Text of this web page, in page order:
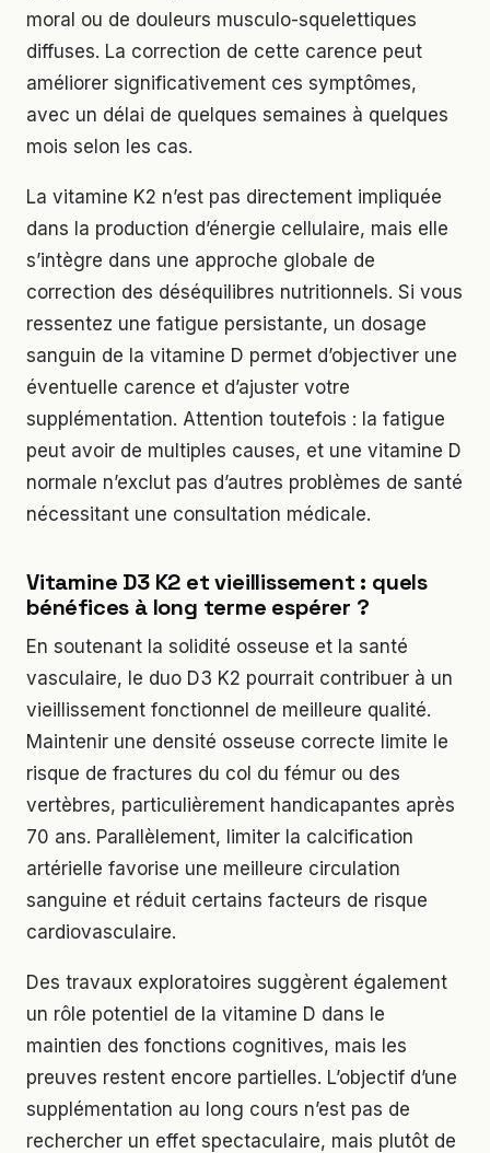
moral ou de douleurs musculo-squelettiques
diffuses. La correction de cette carence peut
améliorer significativement ces symptômes,
avec un délai de quelques semaines à quelques
mois selon les cas.
La vitamine K2 n’est pas directement impliquée
dans la production d’énergie cellulaire, mais elle
s’intègre dans une approche globale de
correction des déséquilibres nutritionnels. Si vous
ressentez une fatigue persistante, un dosage
sanguin de la vitamine D permet d’objectiver une
éventuelle carence et d’ajuster votre
supplémentation. Attention toutefois : la fatigue
peut avoir de multiples causes, et une vitamine D
normale n’exclut pas d’autres problèmes de santé
nécessitant une consultation médicale.
Vitamine D3 K2 et vieillissement : quels
bénéfices à long terme espérer ?
En soutenant la solidité osseuse et la santé
vasculaire, le duo D3 K2 pourrait contribuer à un
vieillissement fonctionnel de meilleure qualité.
Maintenir une densité osseuse correcte limite le
risque de fractures du col du fémur ou des
vertèbres, particulièrement handicapantes après
70 ans. Parallèlement, limiter la calcification
artérielle favorise une meilleure circulation
sanguine et réduit certains facteurs de risque
cardiovasculaire.
Des travaux exploratoires suggèrent également
un rôle potentiel de la vitamine D dans le
maintien des fonctions cognitives, mais les
preuves restent encore partielles. L’objectif d’une
supplémentation au long cours n’est pas de
rechercher un effet spectaculaire, mais plutôt de